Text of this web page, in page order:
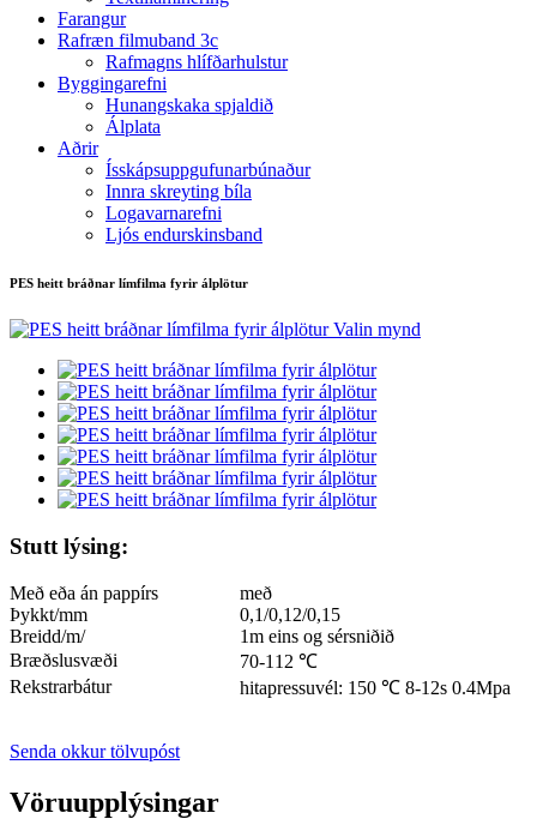
Farangur
Rafræn filmuband 3c
Rafmagns hlífðarhulstur
Byggingarefni
Hunangskaka spjaldið
Álplata
Aðrir
Ísskápsuppgufunarbúnaður
Innra skreyting bíla
Logavarnarefni
Ljós endurskinsband
PES heitt bráðnar límfilma fyrir álplötur
Stutt lýsing:
Með eða án pappírs
með
Þykkt/mm
0,1/0,12/0,15
Breidd/m/
1m eins og sérsniðið
Bræðslusvæði
70-112 ℃
Rekstrarbátur
hitapressuvél: 150 ℃ 8-12s 0.4Mpa
Senda okkur tölvupóst
Vöruupplýsingar